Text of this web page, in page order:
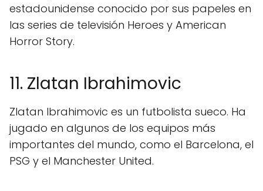
estadounidense conocido por sus papeles en
las series de televisión Heroes y American
Horror Story.
11. Zlatan Ibrahimovic
Zlatan Ibrahimovic es un futbolista sueco. Ha
jugado en algunos de los equipos más
importantes del mundo, como el Barcelona, el
PSG y el Manchester United.